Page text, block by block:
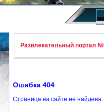
Развлекательный портал
Ошибка 404
Страница на сайте не